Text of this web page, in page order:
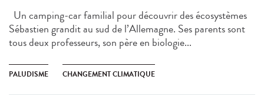
Un camping-car familial pour découvrir des écosystèmes
Sébastien grandit au sud de l’Allemagne. Ses parents sont
tous deux professeurs, son père en biologie...
PALUDISME CHANGEMENT CLIMATIQUE